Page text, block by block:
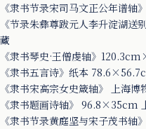
《隶书节录宋司马文正公年谱
《节录朱彝尊跋元人李升淀湖
藏
《隶书琴史·王僧虔轴》
《隶书五言诗》纸本
《隶书宋高宗女史箴轴》 上海博
《隶书题画诗轴》 96.8×35cm
《隶书节录黄庭坚与宋子茂书